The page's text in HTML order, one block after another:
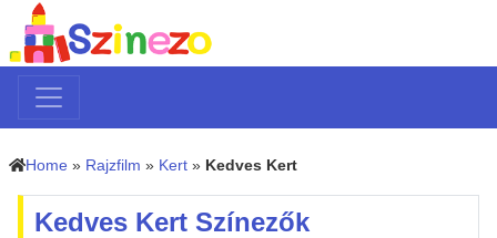
Home » Rajzfilm » Kert » Kedves Kert
Kedves Kert Színezők